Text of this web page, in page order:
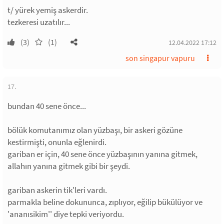
t/ yürek yemiş askerdir.
tezkeresi uzatılır...
(3) (1) 12.04.2022 17:12
son singapur vapuru
17.
bundan 40 sene önce...
bölük komutanımız olan yüzbaşı, bir askeri gözüne
kestirmişti, onunla eğlenirdi.
gariban er için, 40 sene önce yüzbaşının yanına gitmek,
allahın yanına gitmek gibi bir şeydi.
gariban askerin tik'leri vardı.
parmakla beline dokununca, zıplıyor, eğilip bükülüyor ve
'ananısikim'' diye tepki veriyordu.